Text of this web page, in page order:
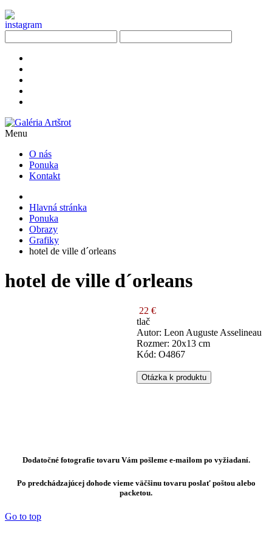
Menu
O nás
Ponuka
Kontakt
Hlavná stránka
Ponuka
Obrazy
Grafiky
hotel de ville d´orleans
hotel de ville d´orleans
22 €
tlač
Autor: Leon Auguste Asselineau
Rozmer: 20x13 cm
Kód: O4867
Otázka k produktu
Dodatočné fotografie tovaru Vám pošleme e-mailom po vyžiadaní.
Po predchádzajúcej dohode vieme väčšinu tovaru poslať poštou alebo
packetou.
Go to top